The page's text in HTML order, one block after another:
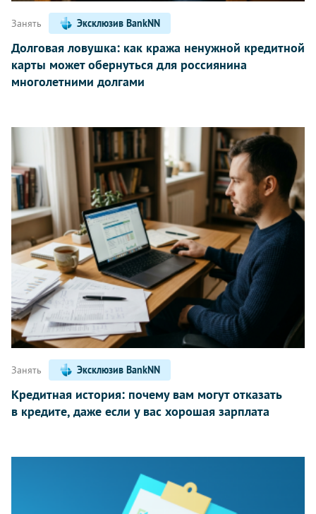
Занять Эксклюзив BankNN
Долговая ловушка: как кража ненужной кредитной
карты может обернуться для россиянина
многолетними долгами
Занять Эксклюзив BankNN
Кредитная история: почему вам могут отказать
в кредите, даже если у вас хорошая зарплата